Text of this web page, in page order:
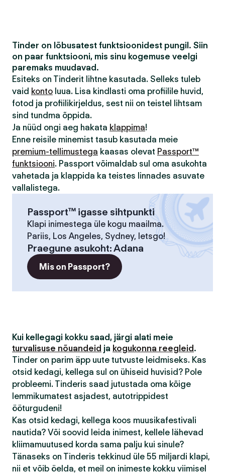
Tinder on lõbusatest funktsioonidest pungil. Siin
on paar funktsiooni, mis sinu kogemuse veelgi
paremaks muudavad.
Esiteks on Tinderit lihtne kasutada. Selleks tuleb
vaid konto luua. Lisa kindlasti oma profiilile huvid,
fotod ja profiilikirjeldus, sest nii on teistel lihtsam
sind tundma õppida.
Ja nüüd ongi aeg hakata klappima!
Enne reisile minemist tasub kasutada meie
premium-tellimustega kaasas olevat Passport™
funktsiooni. Passport võimaldab sul oma asukohta
vahetada ja klappida ka teistes linnades asuvate
vallalistega.
Passport™ igasse sihtpunkti
Klapi inimestega üle kogu maailma.
Pariis, Los Angeles, Sydney, letsgo!
Praegune asukoht:Adana
Mis on Passport?
Kui kellegagi kokku saad, järgi alati meie
turvalisuse nõuandeid ja kogukonna reegleid .
Tinder on parim äpp uute tutvuste leidmiseks. Kas
otsid kedagi, kellega sul on ühiseid huvisid? Pole
probleemi. Tinderis saad jutustada oma kõige
lemmikumatest asjadest, autotrippidest
ööturgudeni!
Kas otsid kedagi, kellega koos muusikafestivali
nautida? Või soovid leida inimest, kellele lähevad
kliimamuutused korda sama palju kui sinule?
Tänaseks on Tinderis tekkinud üle 55 miljardi klapi,
nii et võib öelda, et meil on inimeste kokku viimisel